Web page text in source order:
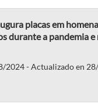
placas em
durante a pandemia e
2024 - Actualizado en